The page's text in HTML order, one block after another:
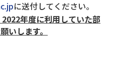
に送付してください。
年度に利用していた部
いします。